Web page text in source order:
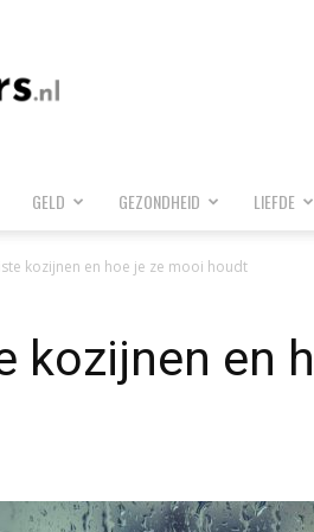
GELD GEZONDHEID LIEFDE
kozijnen en hoe je ze mooi houdt
kozijnen en